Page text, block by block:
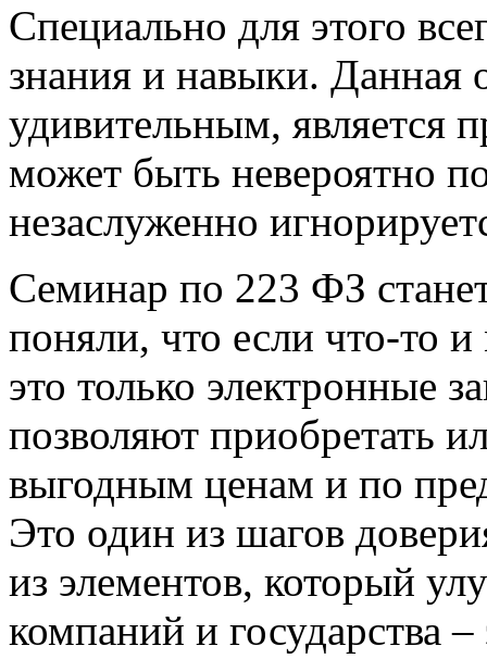
Специально для этого
знания и навыки. Данная
удивительным, является
может быть невероятно
незаслуженно
Семинар по 223 ФЗ
поняли, что если что-то
это только электронные
позволяют приобретать
выгодным ценам и по
Это один из шагов
из элементов, который
компаний и государства